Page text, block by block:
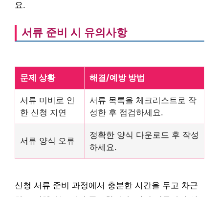
요.
서류 준비 시 유의사항
문제 상황 해결/예방 방법
서류 미비로 인
한 신청 지연
서류 목록을 체크리스트로 작
성한 후 점검하세요.
서류 양식 오류
정확한 양식 다운로드 후 작성
하세요.
신청 서류 준비 과정에서 충분한 시간을 두고 차근